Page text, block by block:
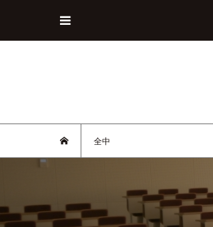
全中